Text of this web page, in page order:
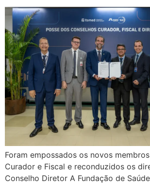
Foram empossados os novos
Curador e Fiscal e reconduzidos os
Conselho Diretor A Fundação de